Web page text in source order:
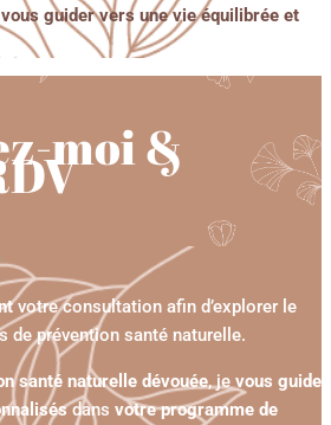
guider vers une vie équilibrée et
moi &
votre consultation afin d’explorer le
de prévention santé naturelle.
santé naturelle dévouée, jevous guide
dans votre programme de